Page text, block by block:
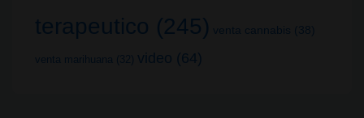
terapeutico (245) venta cannabis (38)
venta marihuana (32) video (64)